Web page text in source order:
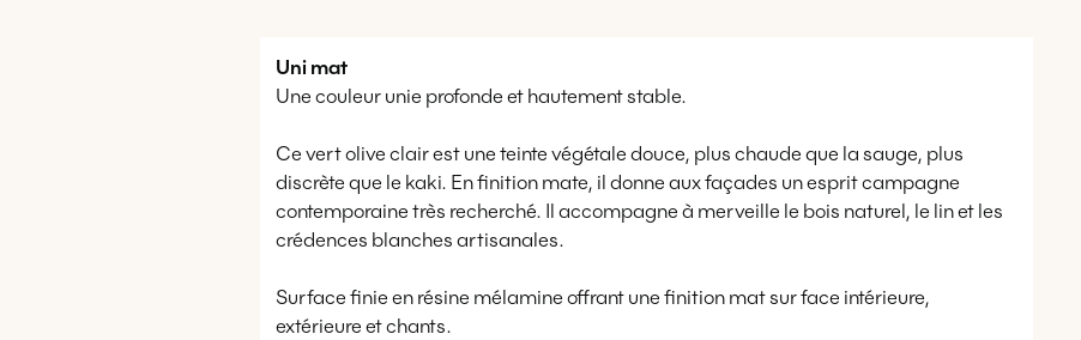
Uni mat
Une couleur unie profonde et hautement stable.
Ce vert olive clair est une teinte végétale douce, plus chaude que la sauge, plus
discrète que le kaki. En finition mate, il donne aux façades un esprit campagne
contemporaine très recherché. Il accompagne à merveille le bois naturel, le lin et les
crédences blanches artisanales.
Surface finie en résine mélamine offrant une finition mat sur face intérieure,
extérieure et chants.